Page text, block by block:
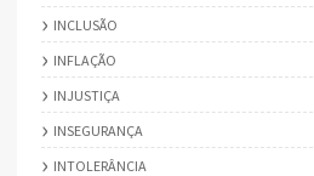
INCLUSÃO
INFLAÇÃO
INJUSTIÇA
INSEGURANÇA
INTOLERÂNCIA